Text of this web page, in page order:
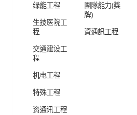
绿能工程
生技医院工
程
交通建设工
程
机电工程
特殊工程
资通讯工程
團隊能力(獎
牌)
資通訊工程